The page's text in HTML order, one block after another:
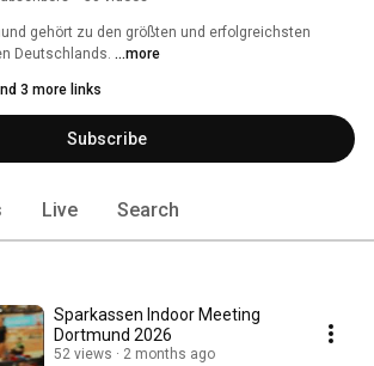
gehört zu den größten und erfolgreichsten
Deutschlands. ...more
3 more links
Subscribe
Live Search
Sparkassen Indoor Meeting
Dortmund 2026
52 views 2 months ago